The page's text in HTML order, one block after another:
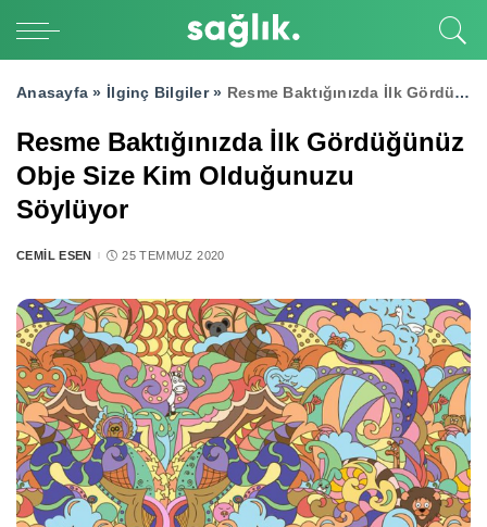
Anasayfa » İlginç Bilgiler» Resme Baktığınızda İlk Gördüğünüz Obje Size Kim Olduğunuzu Söylüyor
Resme Baktığınızda İlk Gördüğünüz
Obje Size Kim Olduğunuzu
Söylüyor
POSTED
CEMIL ESEN 25 TEMMUZ 2020